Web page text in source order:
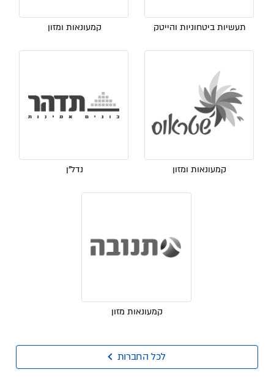
תעשיות ביטחוניות והייטק קמעונאות ומזון
קמעונאות ומזון נדל"ן
קמעונאות מזון
לכל החברות